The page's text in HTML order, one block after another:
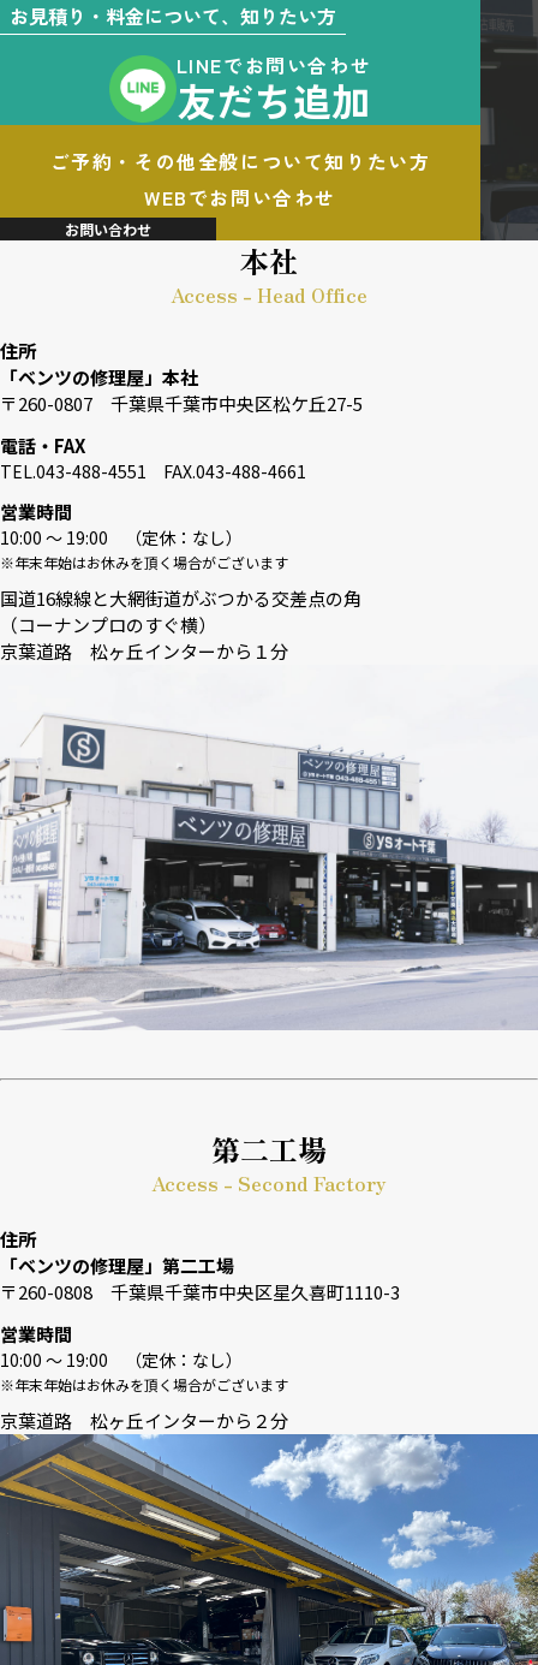
お見積り・料金について、知りたい方
LINEでお問い合わせ
友だち追加
ご予約・その他全般について知りたい方
WEBでお問い合わせ
お問い合わせ
本社
Access - Head Office
住所
「ベンツの修理屋」本社
〒260-0807 千葉県千葉市中央区松ケ丘27-5
電話・FAX
TEL.043-488-4551 FAX.043-488-4661
営業時間
10:00 〜 19:00 （定休：なし）
※年末年始はお休みを頂く場合がございます
国道16線線と大網街道がぶつかる交差点の角
（コーナンプロのすぐ横）
京葉道路 松ヶ丘インターから１分
第二工場
Access - Second Factory
住所
「ベンツの修理屋」第二工場
〒260-0808 千葉県千葉市中央区星久喜町1110-3
営業時間
10:00 〜 19:00 （定休：なし）
※年末年始はお休みを頂く場合がございます
京葉道路 松ヶ丘インターから２分